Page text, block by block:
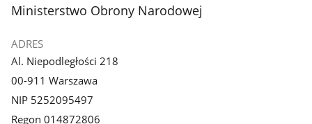
stopka
Ministerstwo Obrony Narodowej
ADRES
Al. Niepodległości 218
00-911 Warszawa
NIP 5252095497
Regon 014872806